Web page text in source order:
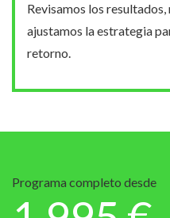
Revisamos los
ajustamos la estrategia
retorno.
Programa completo desde